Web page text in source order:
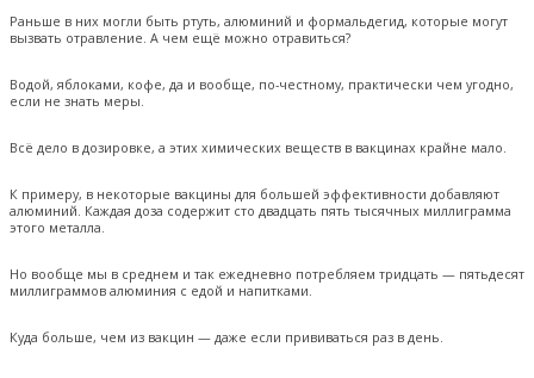
Раньше в них могли быть ртуть, алюминий и формальдегид, которые могут
вызвать отравление. А чем ещё можно отравиться?
Водой, яблоками, кофе, да и вообще, по-честному, практически чем угодно,
если не знать меры.
Всё дело в дозировке, а этих химических веществ в вакцинах крайне мало.
К примеру, в некоторые вакцины для большей эффективности добавляют
алюминий. Каждая доза содержит сто двадцать пять тысячных миллиграмма
этого металла.
Но вообще мы в среднем и так ежедневно потребляем тридцать — пятьдесят
миллиграммов алюминия с едой и напитками.
Куда больше, чем из вакцин — даже если прививаться раз в день.